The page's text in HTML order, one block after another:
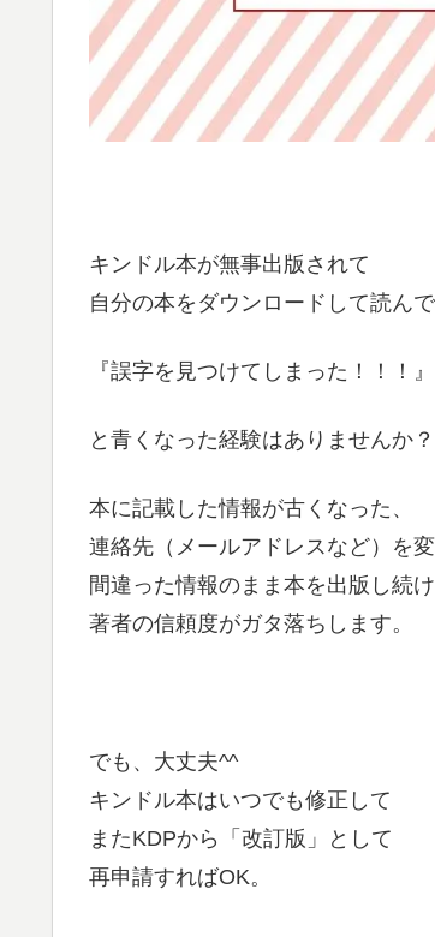
キンドル本が無事出版されて
自分の本をダウンロードして読ん
『誤字を見つけてしまった！！！』
と青くなった経験はありませんか？
本に記載した情報が古くなった、
連絡先（メールアドレスなど）を
間違った情報のまま本を出版し続
著者の信頼度がガタ落ちします。
でも、大丈夫^^
キンドル本はいつでも修正して
またKDPから「改訂版」として
再申請すればOK。